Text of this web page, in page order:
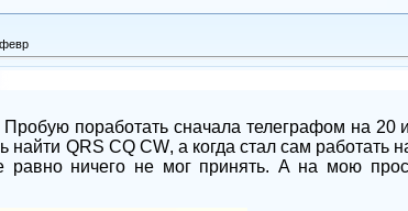
поработать сначала телеграфом на 20
найти QRS CQ CW, а когда стал сам работать
равно ничего не мог принять. А на мою